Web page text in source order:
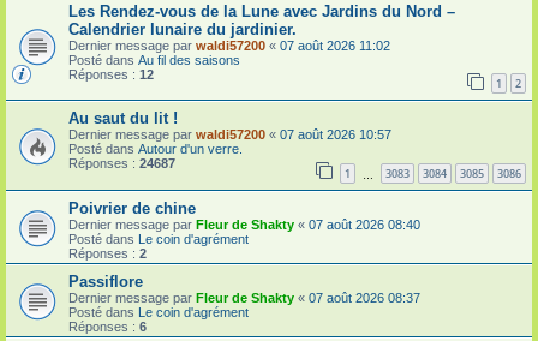
Les Rendez-vous de la Lune avec Jardins du Nord –
Calendrier lunaire du jardinier.
Dernier message par waldi57200 « 07 août 2026 11:02
Posté dans Au fil des saisons
Réponses : 12
1 2
Au saut du lit !
Dernier message par waldi57200 « 07 août 2026 10:57
Posté dans Autour d'un verre.
Réponses : 24687
1 3083 3084 3085 3086
Poivrier de chine
Dernier message par Fleur de Shakty « 07 août 2026 08:40
Posté dans Le coin d'agrément
Réponses : 2
Passiflore
Dernier message par Fleur de Shakty « 07 août 2026 08:37
Posté dans Le coin d'agrément
Réponses : 6